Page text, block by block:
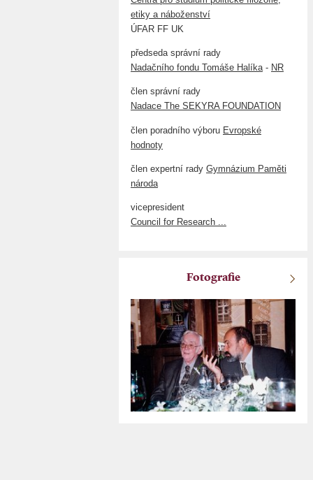
etiky a náboženství
ÚFAR FF UK
předseda správní rady
Nadačního fondu Tomáše Halíka - NR
člen správní rady
Nadace The SEKYRA FOUNDATION
člen poradního výboru Evropské
hodnoty
člen expertní rady Gymnázium Paměti
národa
vicepresident
Council for Research ...
Fotografie